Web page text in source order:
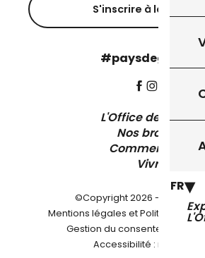
FR
S'inscrire à la
#paysdegourdon
L'Office de
Nos brochures
Comment venir
Vivre ici
©Copyright 2026 - Pays de
Mentions légales et Politique de
Gestion du consentement
Accessibilité : non